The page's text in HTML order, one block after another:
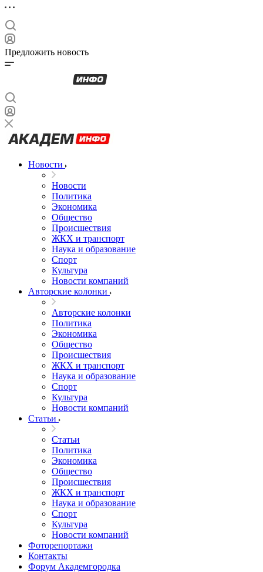
Предложить новость
Новости
Новости
Политика
Экономика
Общество
Происшествия
ЖКХ и транспорт
Наука и образование
Спорт
Культура
Новости компаний
Авторские колонки
Авторские колонки
Политика
Экономика
Общество
Происшествия
ЖКХ и транспорт
Наука и образование
Спорт
Культура
Новости компаний
Статьи
Статьи
Политика
Экономика
Общество
Происшествия
ЖКХ и транспорт
Наука и образование
Спорт
Культура
Новости компаний
Фоторепортажи
Контакты
Форум Академгородка